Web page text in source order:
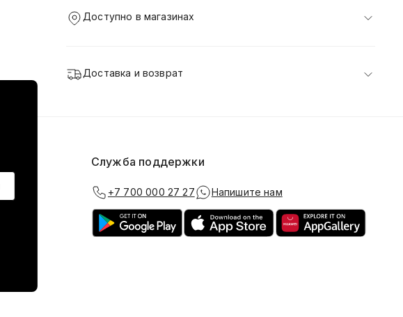
Доступно в магазинах
Доставка и возврат
Служба поддержки
+7 700 000 27 27 Напишите нам